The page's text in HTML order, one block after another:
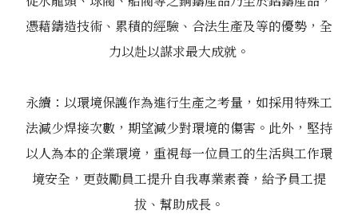
憑藉鑄造技術、累積的經驗、合法生產及等的優勢，全
力以赴以謀求最大成就。
永續：以環境保護作為進行生產之考量，如採用特殊工
法減少焊接次數，期望減少對環境的傷害。此外，堅持
以人為本的企業環境，重視每一位員工的生活與工作環
境安全，更鼓勵員工提升自我專業素養，給予員工提
拔、幫助成長。